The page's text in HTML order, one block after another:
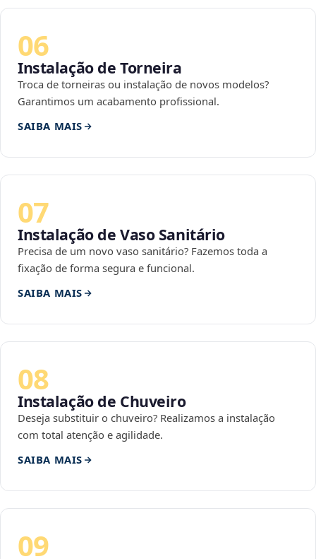
06
Instalação de Torneira
Troca de torneiras ou instalação de novos modelos?
Garantimos um acabamento profissional.
SAIBA MAIS
07
Instalação de Vaso Sanitário
Precisa de um novo vaso sanitário? Fazemos toda a
fixação de forma segura e funcional.
SAIBA MAIS
08
Instalação de Chuveiro
Deseja substituir o chuveiro? Realizamos a instalação
com total atenção e agilidade.
SAIBA MAIS
09